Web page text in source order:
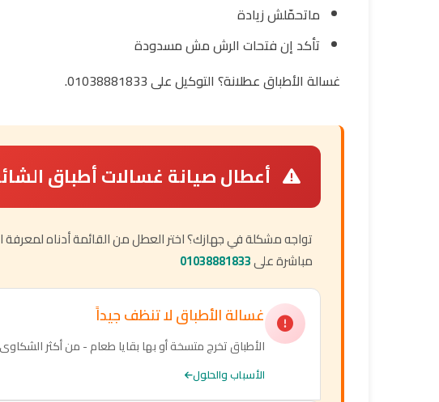
ماتحمّلش زيادة
تأكد إن فتحات الرش مش مسدودة
غسالة الأطباق عطلانة؟ التوكيل على 01038881833.
أعطال صيانة غسالات أطباق
تواجه مشكلة في جهازك؟ اختر العطل من القائمة أدناه لمعرفة
مباشرة على01038881833
غسالة الأطباق لا تنظف جيداً
الأطباق تخرج متسخة أو بها بقايا طعام - من أكثر
الأسباب والحلول